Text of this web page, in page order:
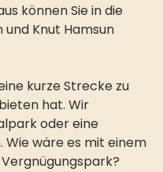
können Sie in die
Knut Hamsun
kurze Strecke zu
hat. Wir
oder eine
wäre es mit einem